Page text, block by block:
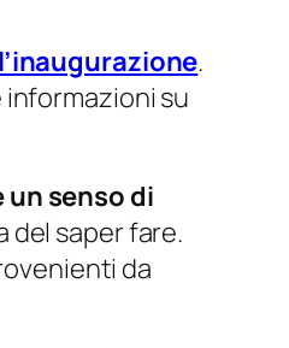
.
informazioni su
un senso di
del saper fare.
da